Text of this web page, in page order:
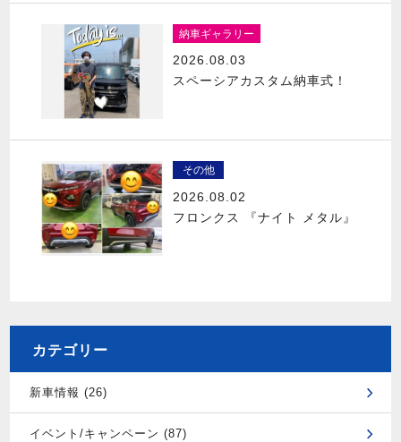
納車ギャラリー
2026.08.03
スペーシアカスタム納車式！
その他
2026.08.02
フロンクス 『ナイト メタル』
カテゴリー
新車情報 (26)
イベント/キャンペーン (87)